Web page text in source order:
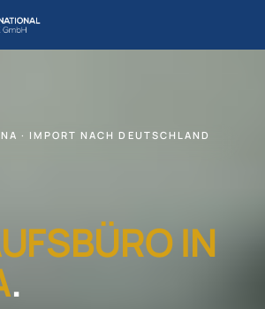
· IMPORT NACH DEUTSCHLAND
IN
.